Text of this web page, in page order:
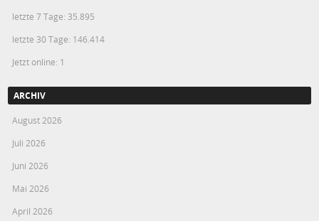
letzte 7 Tage: 35.895
letzte 30 Tage: 146.414
Jetzt online: 1
ARCHIV
August 2026
Juli 2026
Juni 2026
Mai 2026
April 2026